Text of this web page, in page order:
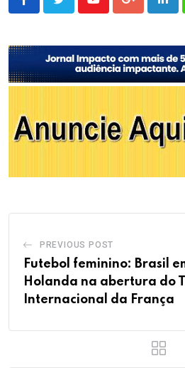
YoutubeGoogle+
PREVIOUS POST
Futebol feminino: Brasil
Holanda na abertura do
Internacional da França